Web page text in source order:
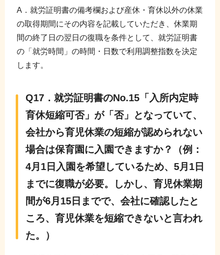
A．就労証明書の備考欄および産休・育休以外の休業
の取得期間にその内容を記載していただき、休業期
間の終了日の翌日の復職を条件として、就労証明書
の「就労時間」の時間・日数で利用調整指数を決定
します。
Q17．就労証明書のNo.15「入所内定時
育休短縮可否」が「否」となっていて、
会社から育児休業の短縮が認められない
場合は保育園に入園できますか？（例：
4月1日入園を希望しているため、5月1日
までに復職が必要。しかし、育児休業期
間が6月15日までで、会社に確認したと
ころ、育児休業を短縮できないと言われ
た。）